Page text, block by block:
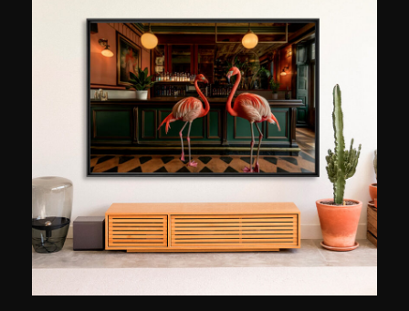
mundo de la infancia para crear imágenes
cándidas que le permiten evadirse de la
realidad. Como los niños ven el mundo con sus
propios ojos, un mundo muy diferente al de los
adultos, Mina Mimbu pretende interpretarlo a
través del prisma de su objetivo e infunde un
poco de magia en sus coloridos retratos. Junto
con los bellos y escurridizos paisajes del
Pacífico, deja al espectador con una sensación
encantadora y un irresistible deseo de volver a la
infancia.